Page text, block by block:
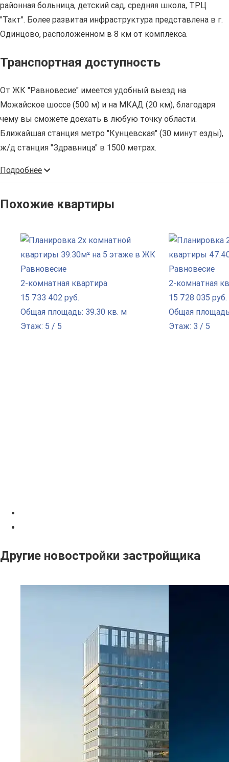
районная больница, детский сад, средняя школа, ТРЦ
"Такт". Более развитая инфраструктура представлена в г.
Одинцово, расположенном в 8 км от комплекса.
Транспортная доступность
От ЖК "Равновесие" имеется удобный выезд на
Можайское шоссе (500 м) и на МКАД (20 км), благодаря
чему вы сможете доехать в любую точку области.
Ближайшая станция метро "Кунцевская" (30 минут езды),
ж/д станция "Здравница" в 1500 метрах.
Подробнее
Похожие квартиры
2-комнатная квартира
15 733 402 руб.
Общая площадь: 39.30 кв. м
Этаж: 5 / 5
2-комнатная
15 728 035 руб.
Общая
Этаж: 3 / 5
Другие новостройки застройщика